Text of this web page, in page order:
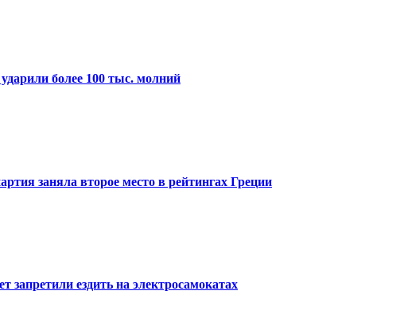
более 100 тыс. молний
заняла второе место в рейтингах Греции
ездить на электросамокатах